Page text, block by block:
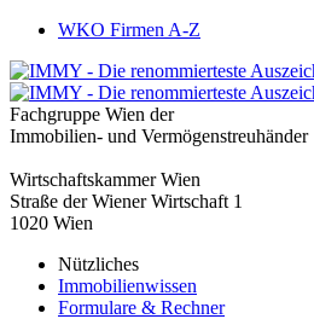
WKO Firmen A-Z
Fachgruppe Wien der
Immobilien- und Vermögenstreuhänder
Wirtschaftskammer Wien
Straße der Wiener Wirtschaft 1
1020 Wien
Nützliches
Immobilienwissen
Formulare & Rechner